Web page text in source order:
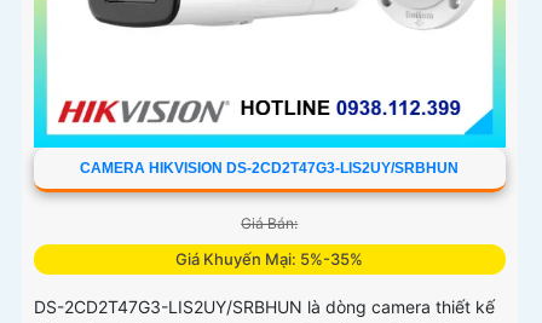
CAMERA HIKVISION DS-2CD2T47G3-LIS2UY/SRBHUN
Giá Bán:
Giá Khuyến Mại: 5%-35%
DS-2CD2T47G3-LIS2UY/SRBHUN là dòng camera thiết kế